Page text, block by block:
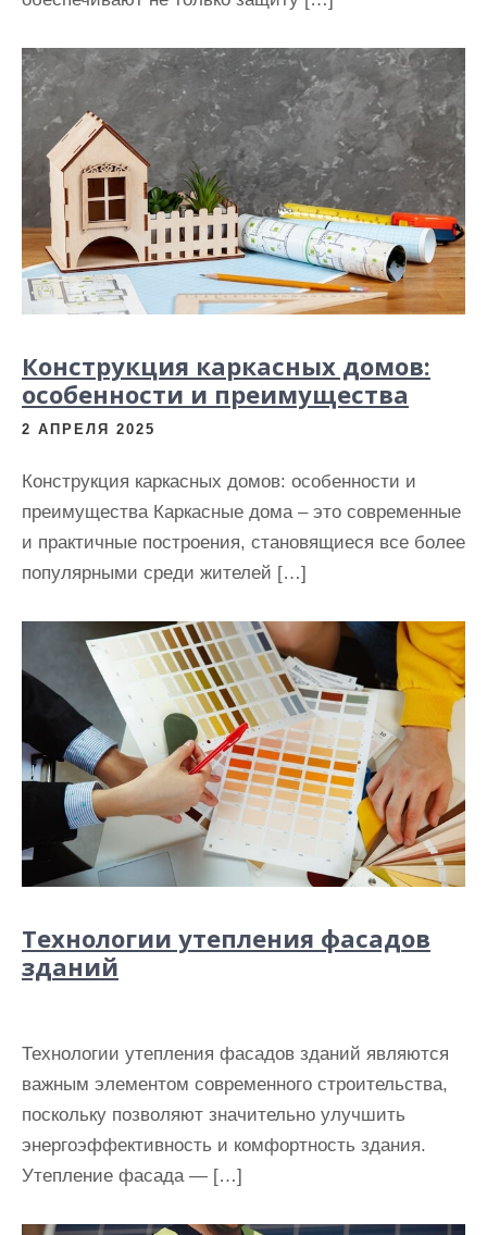
Конструкция каркасных домов:
особенности и преимущества
2 АПРЕЛЯ 2025
Конструкция каркасных домов: особенности и
преимущества Каркасные дома – это современные
и практичные построения, становящиеся все более
популярными среди жителей […]
Технологии утепления фасадов
зданий
Технологии утепления фасадов зданий являются
важным элементом современного строительства,
поскольку позволяют значительно улучшить
энергоэффективность и комфортность здания.
Утепление фасада — […]